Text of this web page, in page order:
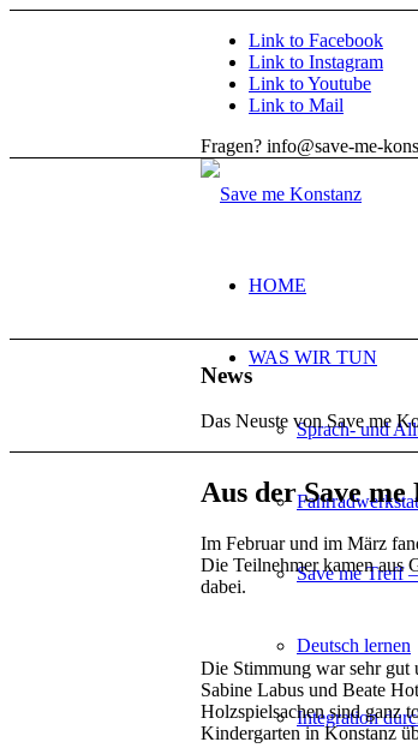
Link to Facebook
Link to Instagram
Link to Youtube
Link to Mail
Fragen? info@save-me-
HOME
WAS WIR TUN
Sprach- und
Save me Treff
Deutsch lernen
Integration
News
Das Neuste von Save me
Aus der Save
Im Februar und im März
Die Teilnehmer kamen aus
dabei.
Die Stimmung war sehr gut
Sabine Labus und Beate
Holzspielsachen sind ganz
Kindergarten in Konstanz